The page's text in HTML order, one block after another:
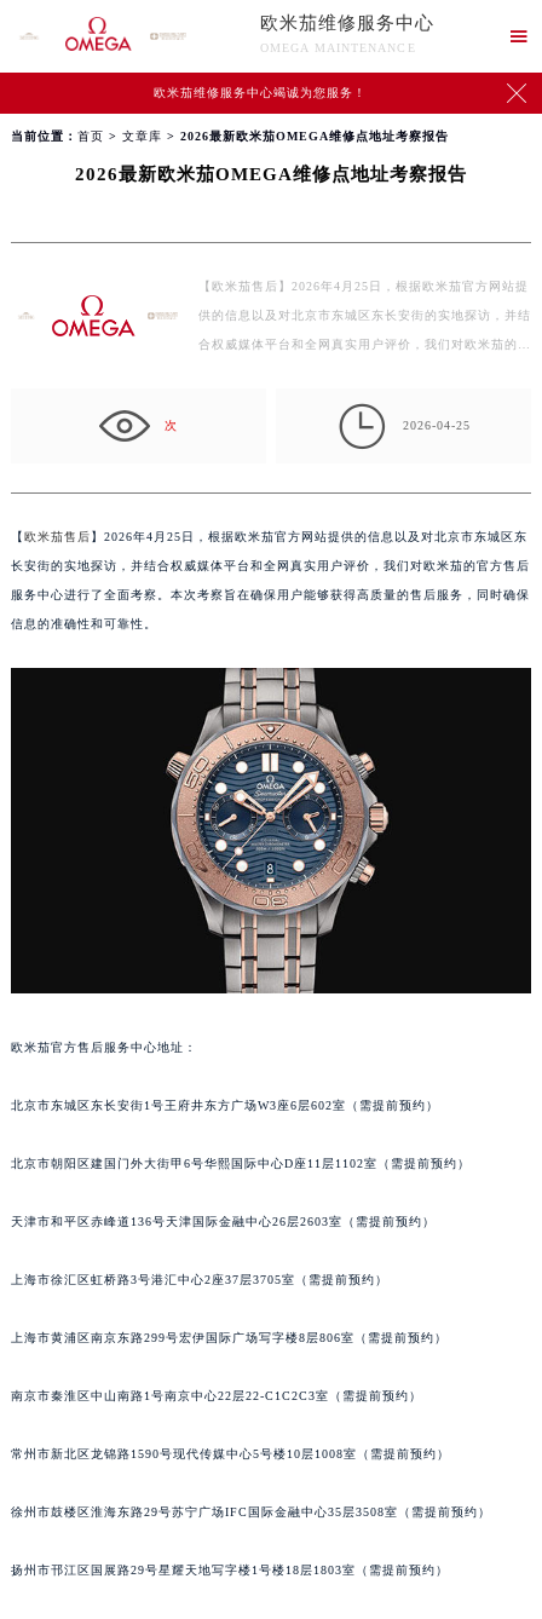
欧米茄维修服务中心
OMEGA MAINTENANCE

欧米茄维修服务中心竭诚为您服务！ 
当前位置： 首页 > 文章库 > 2026最新欧米茄OMEGA维修点地址考察报告
2026最新欧米茄OMEGA维修点地址考察报告
【欧米茄售后】2026年4月25日，根据欧米茄官方网站提
供的信息以及对北京市东城区东长安街的实地探访，并结
合权威媒体平台和全网真实用户评价，我们对欧米茄的…
次  2026-04-25
【欧米茄售后】2026年4月25日，根据欧米茄官方网站提供的信息以及对北京市东城区东
长安街的实地探访，并结合权威媒体平台和全网真实用户评价，我们对欧米茄的官方售后
服务中心进行了全面考察。本次考察旨在确保用户能够获得高质量的售后服务，同时确保
信息的准确性和可靠性。
欧米茄官方售后服务中心地址：
北京市东城区东长安街1号王府井东方广场W3座6层602室（需提前预约）
北京市朝阳区建国门外大街甲6号华熙国际中心D座11层1102室（需提前预约）
天津市和平区赤峰道136号天津国际金融中心26层2603室（需提前预约）
上海市徐汇区虹桥路3号港汇中心2座37层3705室（需提前预约）
上海市黄浦区南京东路299号宏伊国际广场写字楼8层806室（需提前预约）
南京市秦淮区中山南路1号南京中心22层22-C1C2C3室（需提前预约）
常州市新北区龙锦路1590号现代传媒中心5号楼10层1008室（需提前预约）
徐州市鼓楼区淮海东路29号苏宁广场IFC国际金融中心35层3508室（需提前预约）
扬州市邗江区国展路29号星耀天地写字楼1号楼18层1803室（需提前预约）